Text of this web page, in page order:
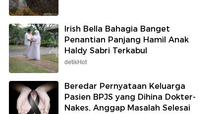
Irish Bella Bahagia Banget
Penantian Panjang Hamil Anak
Haldy Sabri Terkabul
detikHot
Beredar Pernyataan Keluarga
Pasien BPJS yang Dihina Dokter-
Nakes, Anggap Masalah Selesai